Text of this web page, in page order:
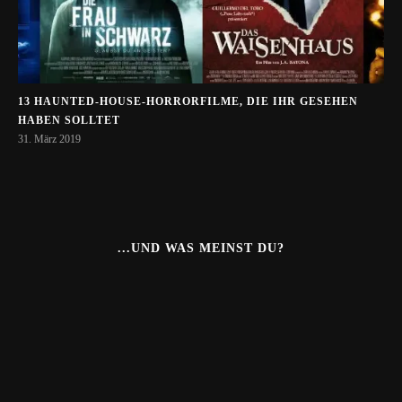
13 HAUNTED-HOUSE-HORRORFILME, DIE IHR GESEHEN
HABEN SOLLTET
31. März 2019
...UND WAS MEINST DU?